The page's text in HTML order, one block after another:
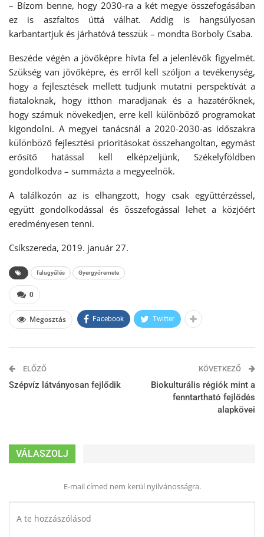
– Bízom benne, hogy 2030-ra a két megye összefogásában
ez is aszfaltos úttá válhat. Addig is hangsúlyosan
karbantartjuk és járhatóvá tesszük – mondta Borboly Csaba.
Beszéde végén a jövőképre hívta fel a jelenlévők figyelmét.
Szükség van jövőképre, és erről kell szóljon a tevékenység,
hogy a fejlesztések mellett tudjunk mutatni perspektívát a
fiataloknak, hogy itthon maradjanak és a hazatérőknek,
hogy számuk növekedjen, erre kell különböző programokat
kigondolni. A megyei tanácsnál a 2020-2030-as időszakra
különböző fejlesztési prioritásokat összehangoltan, egymást
erősítő hatással kell elképzeljünk, Székelyföldben
gondolkodva – summázta a megyeelnök.
A találkozón az is elhangzott, hogy csak együttérzéssel,
együtt gondolkodással és összefogással lehet a közjóért
eredményesen tenni.
Csíkszereda, 2019. január 27.
falugyűlés Gyergyóremete
0
Megosztás Facebook Twitter
ELŐZŐ
Szépvíz látványosan fejlődik
KÖVETKEZŐ
Biokulturális régiók mint a
fenntartható fejlődés
alapkövei
VÁLASZOLJ
E-mail címed nem kerül nyilvánosságra.